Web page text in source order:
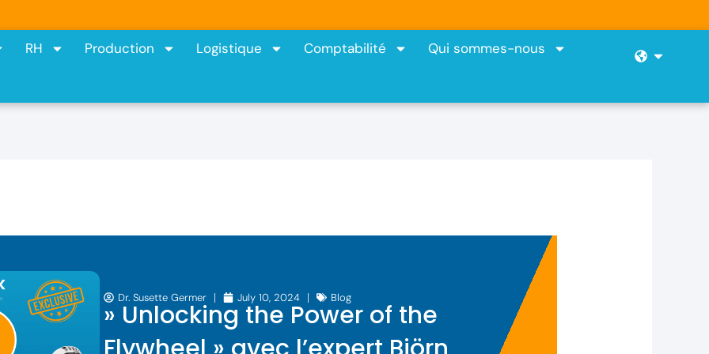
RH Production Logistique Comptabilité Qui sommes-nous Open
Dr. Susette Germer July 10, 2024 Blog
» Unlocking the Power of the